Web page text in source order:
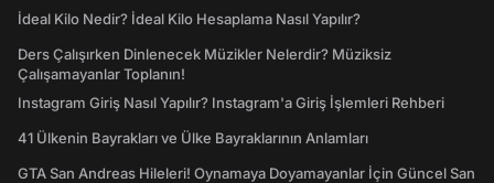
İdeal Kilo Nedir? İdeal Kilo Hesaplama Nasıl Yapılır?
Ders Çalışırken Dinlenecek Müzikler Nelerdir? Müziksiz
Çalışamayanlar Toplanın!
Instagram Giriş Nasıl Yapılır? Instagram'a Giriş İşlemleri Rehberi
41 Ülkenin Bayrakları ve Ülke Bayraklarının Anlamları
GTA San Andreas Hileleri! Oynamaya Doyamayanlar İçin Güncel San